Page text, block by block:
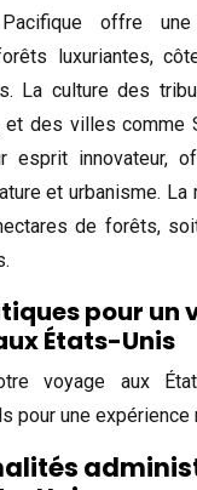
offre
luxuriantes,
La culture des
et des villes comme
esprit innovateur,
et urbanisme. La
de forêts,
pour un
États-Unis
voyage aux
pour une expérience